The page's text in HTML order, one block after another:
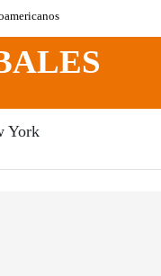
York